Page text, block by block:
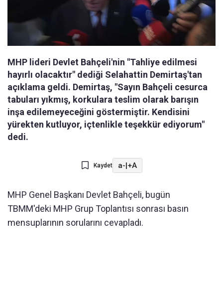
MHP lideri Devlet Bahçeli'nin "Tahliye edilmesi
hayırlı olacaktır" dediği Selahattin Demirtaş'tan
açıklama geldi. Demirtaş, "Sayın Bahçeli cesurca
tabuları yıkmış, korkulara teslim olarak barışın
inşa edilemeyeceğini göstermiştir. Kendisini
yürekten kutluyor, içtenlikle teşekkür ediyorum"
dedi.
Kaydet a-|+A
MHP Genel Başkanı Devlet Bahçeli, bugün
TBMM'deki MHP Grup Toplantısı sonrası basın
mensuplarının sorularını cevapladı.